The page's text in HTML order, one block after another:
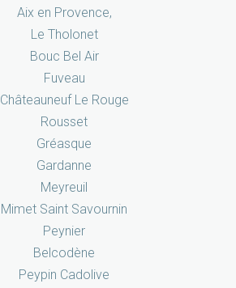
Aix en Provence,
Le Tholonet
Bouc Bel Air
Fuveau
Châteauneuf Le Rouge
Rousset
Gréasque
Gardanne
Meyreuil
Mimet Saint Savournin
Peynier
Belcodène
Peypin Cadolive